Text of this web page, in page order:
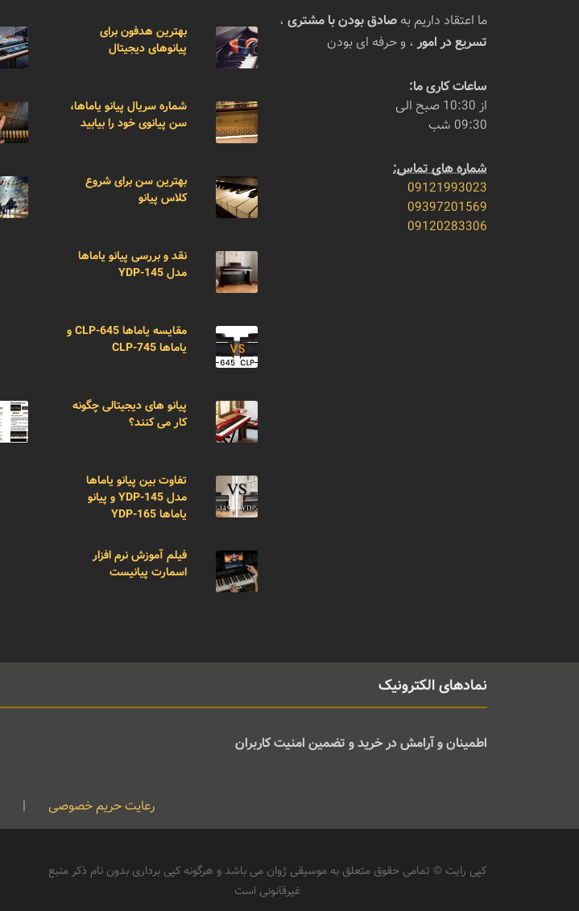
ما اعتقاد داریم به صادق بودن با مشتری ،
تسریع در امور ، و حرفه ای بودن
ساعات کاری ما:
از 10:30 صبح الی
09:30 شب
شماره های تماس:
09121993023
09397201569
09120283306
بهترین هدفون برای
پیانوهای دیجیتال
شماره سریال پیانو یاماها،
سن پیانوی خود را بیابید
بهترین سن برای شروع
کلاس پیانو
نقد و بررسی پیانو یاماها
مدل YDP-145
مقایسه یاماها CLP-645 و
یاماها CLP-745
پیانو های دیجیتالی چگونه
کار می کنند؟
تفاوت بین پیانو یاماها
مدل YDP-145 و پیانو
یاماها YDP-165
فیلم آموزش نرم افزار
اسمارت پیانیست
نمادهای الکترونیک
اطمینان و آرامش در خرید و تضمین امنیت کاربران
رعایت حریم خصوصی |
کپی رایت © تمامی حقوق متعلق به موسیقی ژوان می باشد و هرگونه کپی برداری بدون نام ذکر منبع
غیرقانونی است